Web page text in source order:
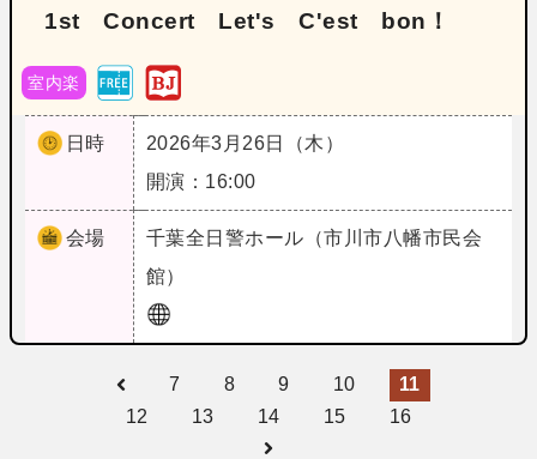
1st Concert Let's C'est bon！
室内楽
日時
2026年3月26日（木）
開演：16:00
会場 千葉全日警ホール（市川市八幡市民会
館）
7 8 9 10
11
12
13 14 15 16